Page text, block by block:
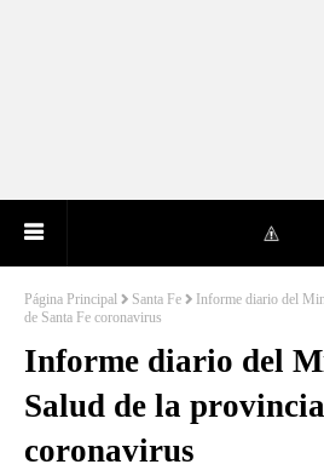
Página Principal Santa Fe
Informe diario del
de Santa Fe coronavirus
Informe diario del
Salud de la
coronavirus